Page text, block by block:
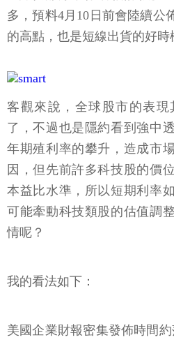
多，預料4月10日前會陸續公
的高點，也是短線出貨的好時
客觀來說，全球股市的表
了，不過也是隱約看到強中
年期殖利率的攀升，造成市
因，但先前許多科技股的價
本益比水準，所以短期利率
可能牽動科技類股的估值調
情呢？
我的看法如下：
美國企業財報密集發佈時間